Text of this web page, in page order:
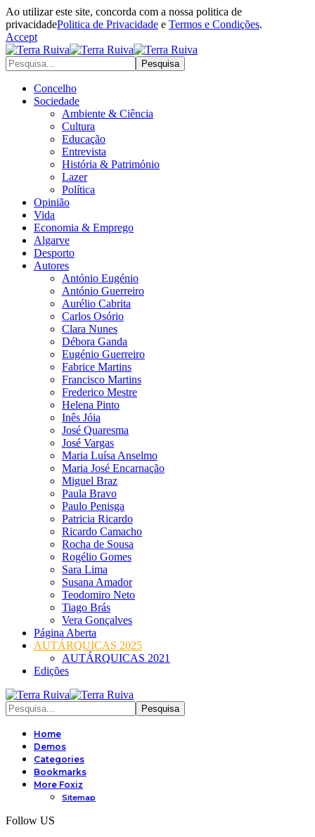
Ao utilizar este site, concorda com a nossa politica de
privacidadePolitica de Privacidade e Termos e Condições.
Accept
Concelho
Sociedade
Ambiente & Ciência
Cultura
Educação
Entrevista
História & Património
Lazer
Política
Opinião
Vida
Economia & Emprego
Algarve
Desporto
Autores
António Eugénio
António Guerreiro
Aurélio Cabrita
Carlos Osório
Clara Nunes
Débora Ganda
Eugénio Guerreiro
Fabrice Martins
Francisco Martins
Frederico Mestre
Helena Pinto
Inês Jóia
José Quaresma
José Vargas
Maria Luísa Anselmo
Maria José Encarnação
Miguel Braz
Paula Bravo
Paulo Penisga
Patricia Ricardo
Ricardo Camacho
Rocha de Sousa
Rogélio Gomes
Sara Lima
Susana Amador
Teodomiro Neto
Tiago Brás
Vera Gonçalves
Página Aberta
AUTÁRQUICAS 2025
AUTÁRQUICAS 2021
Edições
Home
Demos
Categories
Bookmarks
More Foxiz
Sitemap
Follow US